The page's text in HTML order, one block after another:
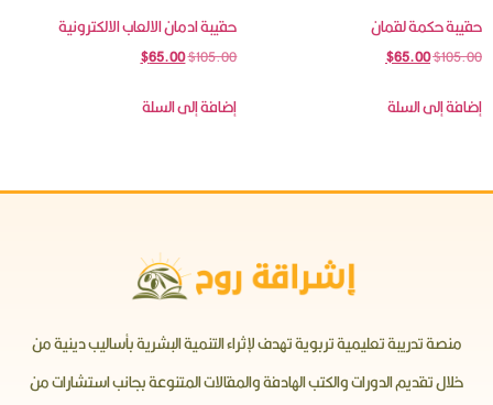
حقيبة حكمة لقمان
$105.00
$65.00
إضافة إلى السلة
حقيبة ادمان الالعاب الالكترونية
$105.00
$65.00
إضافة إلى السلة
منصة تدريبة تعليمية تربوية تهدف لإثراء التنمية البشرية بأساليب دينية من
خلال تقديم الدورات والكتب الهادفة والمقالات المتنوعة بجانب استشارات من